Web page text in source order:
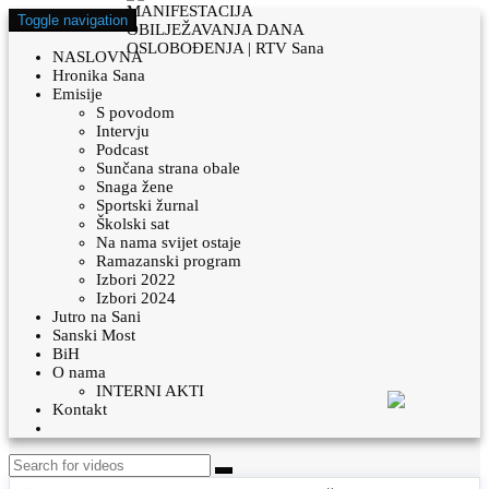
Toggle navigation
NASLOVNA
Hronika Sana
Emisije
S povodom
Intervju
Podcast
Sunčana strana obale
Snaga žene
Sportski žurnal
Školski sat
Na nama svijet ostaje
Ramazanski program
Izbori 2022
Izbori 2024
Jutro na Sani
Sanski Most
BiH
O nama
INTERNI AKTI
Kontakt